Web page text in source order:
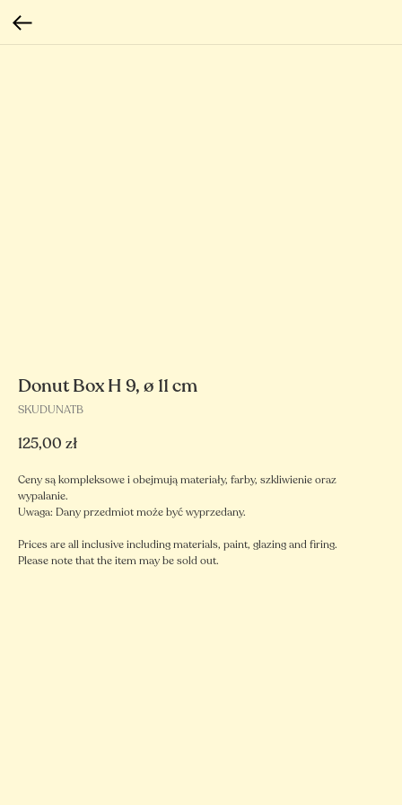
Donut Box H 9, ø 11 cm
SKUDUNATB
125,00 zł
Ceny są kompleksowe i obejmują materiały, farby, szkliwienie oraz
wypalanie.
Uwaga: Dany przedmiot może być wyprzedany.
Prices are all inclusive including materials, paint, glazing and firing.
Please note that the item may be sold out.